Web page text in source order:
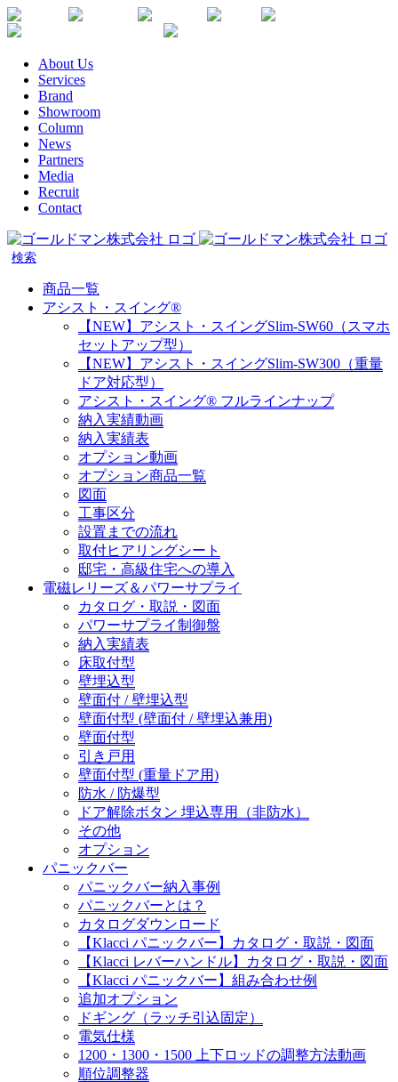
Skip
to
Youtube Instagram Facebook Twitter SDGs
楽
About Us
Services
Brand
Showroom
Column
News
Partners
Media
Recruit
Contact
商品一覧
アシスト・スイング®
【NEW】アシスト・スイングSlim-SW60（スマホ
セットアップ型）
【NEW】アシスト・スイングSlim-SW300（重量
ドア対応型）
アシスト・スイング® フルラインナップ
納入実績動画
納入実績表
オプション動画
オプション商品一覧
図面
工事区分
設置までの流れ
取付ヒアリングシート
邸宅・高級住宅への導入
電磁レリーズ＆パワーサプライ
カタログ・取説・図面
パワーサプライ制御盤
納入実績表
床取付型
壁埋込型
壁面付 / 壁埋込型
壁面付型 (壁面付 / 壁埋込兼用)
壁面付型
引き戸用
壁面付型 (重量ドア用)
防水 / 防爆型
ドア解除ボタン 埋込専用（非防水）
その他
オプション
パニックバー
パニックバー納入事例
パニックバーとは？
カタログダウンロード
【Klacci パニックバー】カタログ・取説・図面
【Klacci レバーハンドル】カタログ・取説・図面
【Klacci パニックバー】組み合わせ例
追加オプション
ドギング（ラッチ引込固定）
電気仕様
1200・1300・1500 上下ロッドの調整方法動画
順位調整器